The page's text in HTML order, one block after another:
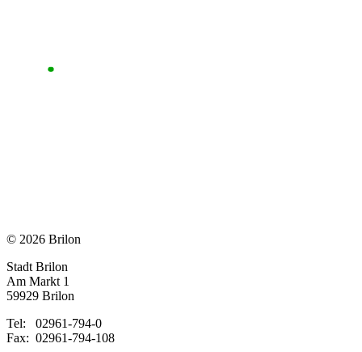
© 2026 Brilon
Stadt Brilon
Am Markt 1
59929 Brilon
Tel: 02961-794-0
Fax: 02961-794-108